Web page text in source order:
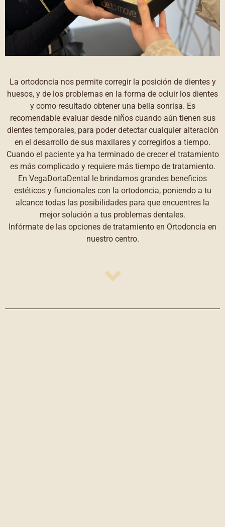
La ortodoncia nos permite corregir la posición de dientes y
huesos, y de los problemas en la forma de ocluir los dientes
y como resultado obtener una bella sonrisa. Es
recomendable evaluar desde niños cuando aún tienen sus
dientes temporales, para poder detectar cualquier alteración
en el desarrollo de sus maxilares y corregirlos a tiempo.
Cuando el paciente ya ha terminado de crecer el tratamiento
es más complicado y requiere más tiempo de tratamiento.
En VegaDortaDental le brindamos grandes beneficios
estéticos y funcionales con la ortodoncia, poniendo a tu
alcance todas las posibilidades para que encuentres la
mejor solución a tus problemas dentales.
Infórmate de las opciones de tratamiento en Ortodoncia en
nuestro centro.